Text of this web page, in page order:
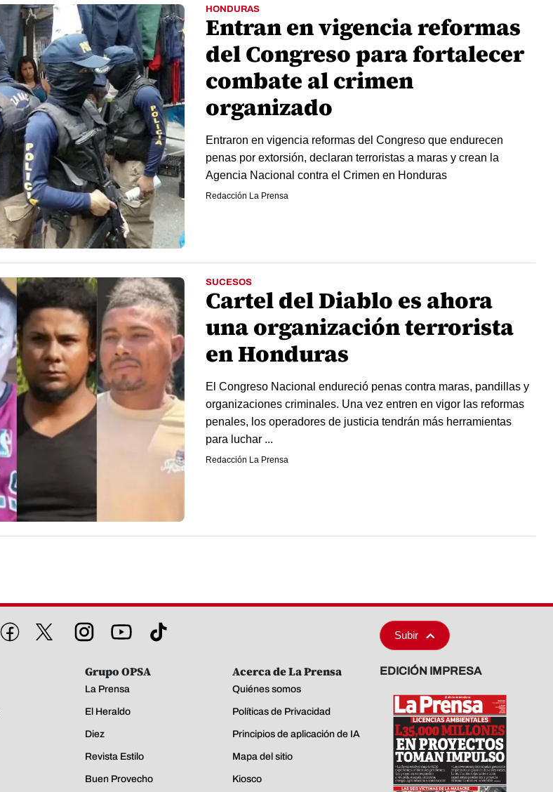
HONDURAS
Entran en vigencia reformas
del Congreso para fortalecer
combate al crimen
organizado
Entraron en vigencia reformas del Congreso que endurecen
penas por extorsión, declaran terroristas a maras y crean la
Agencia Nacional contra el Crimen en Honduras
Redacción La Prensa
SUCESOS
Cartel del Diablo es ahora
una organización terrorista
en Honduras
El Congreso Nacional endureció penas contra maras, pandillas y
organizaciones criminales. Una vez entren en vigor las reformas
penales, los operadores de justicia tendrán más herramientas
para luchar ...
Redacción La Prensa
Subir
Grupo OPSA
La Prensa
El Heraldo
Diez
Revista Estilo
Buen Provecho
Acerca de La Prensa
Quiénes somos
Políticas de Privacidad
Principios de aplicación de IA
Mapa del sitio
Kiosco
EDICIÓN IMPRESA